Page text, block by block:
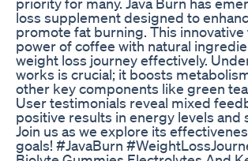
loss supplement designed to
promote fat burning. This
power of coffee with natural
weight loss journey effectively.
works is crucial; it boosts
other key components like green
User testimonials reveal mixed
positive results in energy levels
Join us as we explore its
goals! #JavaBurn